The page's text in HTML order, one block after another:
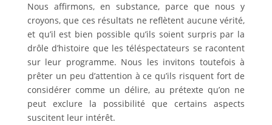
Nous affirmons, en substance, parce que nous y
croyons, que ces résultats ne reflètent aucune vérité,
et qu’il est bien possible qu’ils soient surpris par la
drôle d’histoire que les téléspectateurs se racontent
sur leur programme. Nous les invitons toutefois à
prêter un peu d’attention à ce qu’ils risquent fort de
considérer comme un délire, au prétexte qu’on ne
peut exclure la possibilité que certains aspects
suscitent leur intérêt.